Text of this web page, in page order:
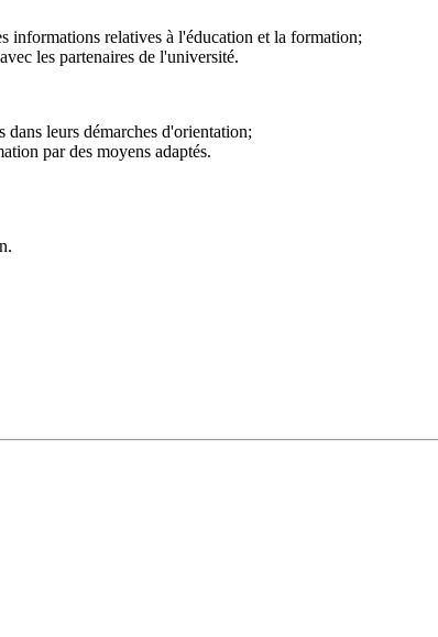
informations relatives à l'éducation et la formation;
les partenaires de l'université.
dans leurs démarches d'orientation;
par des moyens adaptés.